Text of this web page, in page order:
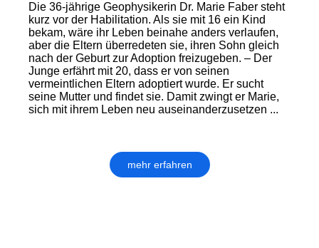
Die 36-jährige Geophysikerin Dr. Marie Faber steht
kurz vor der Habilitation. Als sie mit 16 ein Kind
bekam, wäre ihr Leben beinahe anders verlaufen,
aber die Eltern überredeten sie, ihren Sohn gleich
nach der Geburt zur Adoption freizugeben. – Der
Junge erfährt mit 20, dass er von seinen
vermeintlichen Eltern adoptiert wurde. Er sucht
seine Mutter und findet sie. Damit zwingt er Marie,
sich mit ihrem Leben neu auseinanderzusetzen ...
mehr erfahren